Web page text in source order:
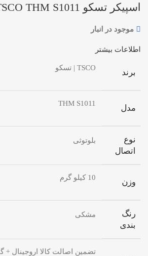
اسپیکر تسکو SPEAKER TSCO THM S1011
موجود در انبار
اطلاعات بیشتر
برند TSCO | تسکو
مدل THM S1011
نوع
اتصال
بلوتوثی
وزن 10 کیلو گرم
رنگ
بندی
مشکی
تضمین اصالت کالا اروجینال +